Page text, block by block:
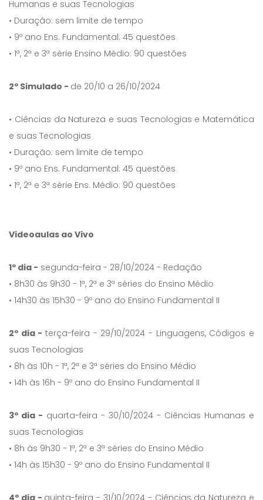
Humanas e suas Tecnologias
• Duração: sem limite de tempo
• 9º ano Ens. Fundamental: 45 questões
• 1ª, 2ª e 3ª série Ensino Médio: 90 questões
2º Simulado - de 20/10 a 26/10/2024
• Ciências da Natureza e suas Tecnologias e Matemática
e suas Tecnologias
• Duração: sem limite de tempo
• 9º ano Ens. Fundamental: 45 questões
• 1ª, 2ª e 3ª série Ens. Médio: 90 questões
Videoaulas ao Vivo
1º dia - segunda-feira - 28/10/2024 - Redação
• 8h30 às 9h30 - 1ª, 2ª e 3ª séries do Ensino Médio
• 14h30 às 15h30 - 9º ano do Ensino Fundamental II
2º dia - terça-feira - 29/10/2024 - Linguagens, Códigos e
suas Tecnologias
• 8h às 10h - 1ª, 2ª e 3ª séries do Ensino Médio
• 14h às 16h - 9º ano do Ensino Fundamental II
3º dia - quarta-feira - 30/10/2024 - Ciências Humanas e
suas Tecnologias
• 8h às 9h30 - 1ª, 2ª e 3ª séries do Ensino Médio
• 14h às 15h30 - 9º ano do Ensino Fundamental II
4º dia - quinta-feira - 31/10/2024 - Ciências da Natureza e